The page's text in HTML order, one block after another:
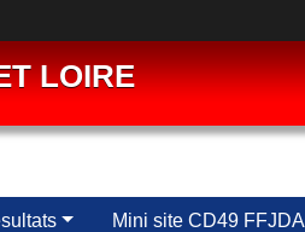
LOIRE
Mini site CD49 FFJDA